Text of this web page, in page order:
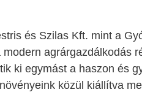
és Szilas Kft. mint a
modern agrárgazdálkodás
ki egymást a haszon és
közül kiállítva